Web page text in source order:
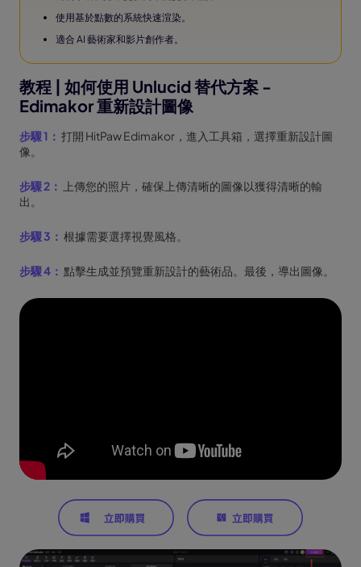
使用基於點數的系統快速渲染。
適合 AI 藝術家和影片創作者。
教程 | 如何使用 Unlucid 替代方案 -
Edimakor 重新設計圖像
步驟 1： 打開 HitPaw Edimakor，進入工具箱，選擇重新設計圖
像。
步驟 2：
上傳您的照片，確保上傳清晰的圖像以獲得清晰的輸
出。
步驟 3： 根據需要選擇視覺風格。
步驟 4： 點擊生成並預覽重新設計的藝術品。最後，導出圖像。